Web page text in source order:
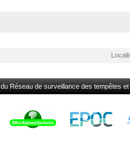
Réseau de surveillance des tempêtes